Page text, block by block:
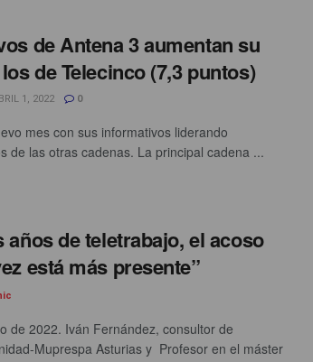
de Antena 3 aumentan su
de Telecinco (7,3 puntos)
1, 2022 0
mes con sus informativos liderando
de las otras cadenas. La principal cadena ...
años de teletrabajo, el acoso
está más presente”
de 2022. Iván Fernández, consultor de
Muprespa Asturias y Profesor en el máster